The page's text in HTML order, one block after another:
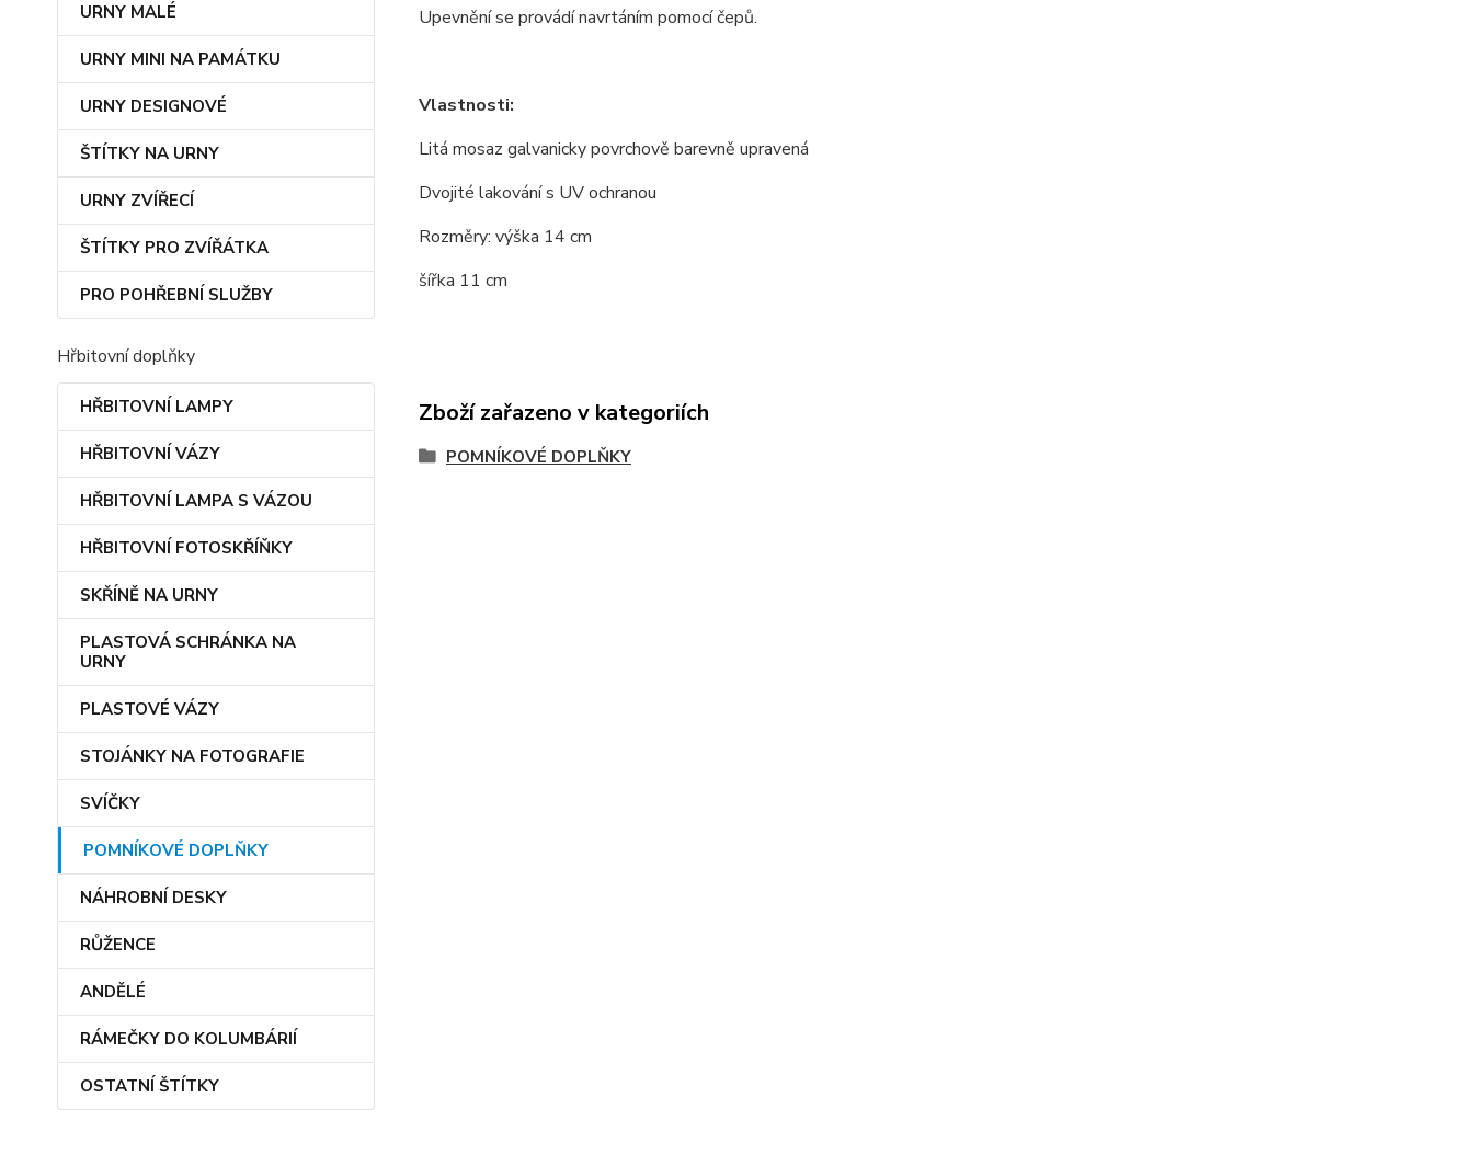
URNY MALÉ
URNY MINI NA PAMÁTKU
URNY DESIGNOVÉ
ŠTÍTKY NA URNY
URNY ZVÍŘECÍ
ŠTÍTKY PRO ZVÍŘÁTKA
PRO POHŘEBNÍ SLUŽBY
Hřbitovní doplňky
HŘBITOVNÍ LAMPY
HŘBITOVNÍ VÁZY
HŘBITOVNÍ LAMPA S VÁZOU
HŘBITOVNÍ FOTOSKŘÍŇKY
SKŘÍNĚ NA URNY
PLASTOVÁ SCHRÁNKA NA
URNY
PLASTOVÉ VÁZY
STOJÁNKY NA FOTOGRAFIE
SVÍČKY
POMNÍKOVÉ DOPLŇKY
NÁHROBNÍ DESKY
RŮŽENCE
ANDĚLÉ
RÁMEČKY DO KOLUMBÁRIÍ
OSTATNÍ ŠTÍTKY
Upevnění se provádí navrtáním pomocí čepů.
Vlastnosti:
Litá mosaz galvanicky povrchově barevně upravená
Dvojité lakování s UV ochranou
Rozměry: výška 14 cm
šířka 11 cm
Zboží zařazeno v kategoriích
POMNÍKOVÉ DOPLŇKY